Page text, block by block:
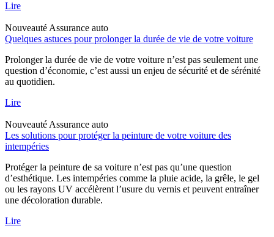
Lire
Nouveauté Assurance auto
Quelques astuces pour prolonger la durée de vie de votre voiture
Prolonger la durée de vie de votre voiture n’est pas seulement une
question d’économie, c’est aussi un enjeu de sécurité et de sérénité
au quotidien.
Lire
Nouveauté Assurance auto
Les solutions pour protéger la peinture de votre voiture des
intempéries
Protéger la peinture de sa voiture n’est pas qu’une question
d’esthétique. Les intempéries comme la pluie acide, la grêle, le gel
ou les rayons UV accélèrent l’usure du vernis et peuvent entraîner
une décoloration durable.
Lire